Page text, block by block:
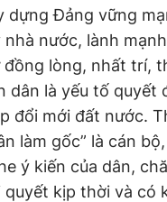
dựng Đảng vững
nhà nước, lành
đồng lòng, nhất trí,
dân là yếu tố quyết
đổi mới đất nước.
làm gốc” là cán
ý kiến của dân,
quyết kịp thời và có